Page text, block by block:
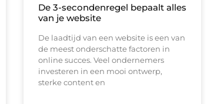
De 3-secondenregel bepaalt alles
van je website
De laadtijd van een website is een van
de meest onderschatte factoren in
online succes. Veel ondernemers
investeren in een mooi ontwerp,
sterke content en